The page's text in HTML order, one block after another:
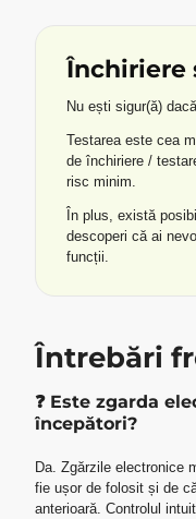
Închiriere
Nu ești sigur(ă)
Testarea este cea
de închiriere /
risc minim.
În plus, există
descoperi că ai
funcții.
Întrebări
❓ Este zgarda
începători?
Da. Zgărzile electronice
fie ușor de folosit și de
anterioară. Controlul